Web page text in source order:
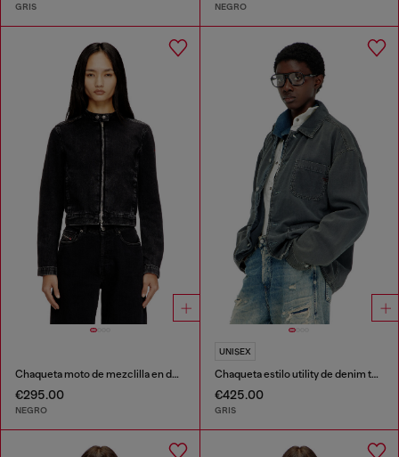
GRIS NEGRO
Chaqueta moto de mezclilla en denim de lavado oscuro
€295.00
NEGRO
UNISEX
Chaqueta estilo utility de denim teñido
€425.00
GRIS